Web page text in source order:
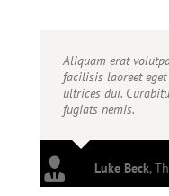
Aliquam erat
facilisis laoreet
ultrices dui.
fugiats nemis.
Luke Beck,